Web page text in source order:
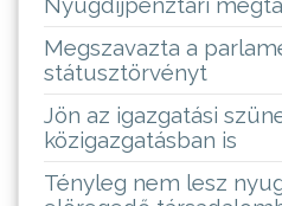
Megszavazta a
státusztörvényt
Jön az igazgatási
közigazgatásban is
Tényleg nem lesz